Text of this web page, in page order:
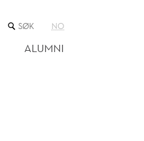
SØK
NETTSTEDET
NO
ALUMNI